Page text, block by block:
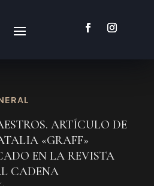
ARTÍCULO DE
«GRAFF»
EN LA REVISTA
CADENA